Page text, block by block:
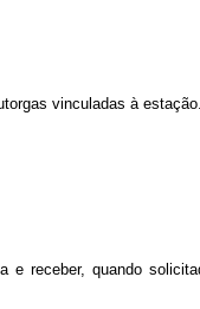
vinculadas à estação.
e receber, quando